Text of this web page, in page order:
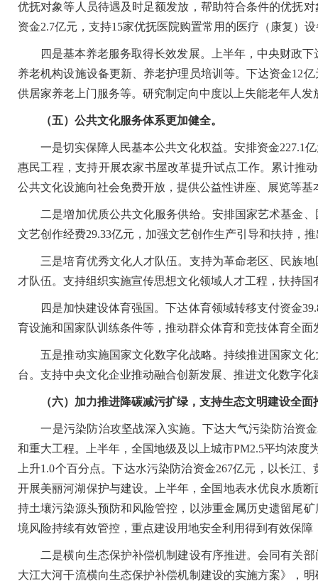
优抚对象等人员待遇及时足额发放，帮助符合条件的优抚
资金2.7亿元，支持15家优抚医院购置常用的医疗（康复）
四是基本养老服务取得长效发展。上半年，中央财政下
养老机构设施设备更新、养老护理员培训等。下达资金12
供居家养老上门服务等。研究制定向中度以上失能老年人
（五）公共文化服务体系更加健全。
一是切实保障人民基本公共文化权益。安排资金227.1亿
惠民工程，支持开展农家书屋改革提升试点工作。累计推
公共文化设施向社会免费开放，提供公益性讲座、展览等基
二是增加优质公共文化服务供给。安排国家艺术基金、
文艺创作经费29.33亿元，加强文艺创作生产引导和扶持，
三是培育优秀文化人才队伍。支持为革命老区、民族地
才队伍。支持组织实施宣传思想文化领域人才工程，扶持
四是加快建设体育强国。下达体育领域转移支付资金
育设施和国家队训练条件等，推动群众体育和竞技体育全面
五是推动实施国家文化数字化战略。持续推进国家文化
台。支持中央文化企业推动融合创新发展、推进文化数字
（六）加力推进降碳减污扩绿，支持生态文明建设全面
一是污染防治攻坚战深入实施。下达大气污染防治资金
和重大工程。上半年，全国地级及以上城市PM2.5平均浓度
上升1.0个百分点。下达水污染防治资金267亿元，以长江
开展美丽河湖保护与建设。上半年，全国地表水优良水质
持土壤污染源头预防和风险管控，以涉重金属历史遗留尾
境风险持续有效管控，重点建设用地安全利用得到有效保
二是横向生态保护补偿机制建设有序推进。会同有关部
大江大河干流横向生态保护补偿机制建设的实施方案》，